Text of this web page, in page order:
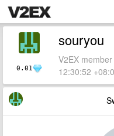
0.01
souryou
V2EX
12:30:52